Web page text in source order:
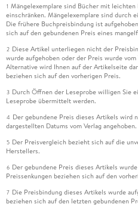
1 Mängelexemplare sind Bücher mit
einschränken. Mängelexemplare sind durch
Die frühere Buchpreisbindung ist
sich auf den gebundenen Preis eines
2 Diese Artikel unterliegen nicht der
wurde aufgehoben oder der Preis wurde
Alternative wird Ihnen auf der Artikelseite
beziehen sich auf den vorherigen Preis.
3 Durch Öffnen der Leseprobe willigen Sie
Leseprobe übermittelt werden.
4 Der gebundene Preis dieses Artikels wird
dargestellten Datums vom Verlag angehoben.
5 Der Preisvergleich bezieht sich auf die
Herstellers.
6 Der gebundene Preis dieses Artikels
Preissenkungen beziehen sich auf den
7 Die Preisbindung dieses Artikels wurde
beziehen sich auf den letzten gebundenen